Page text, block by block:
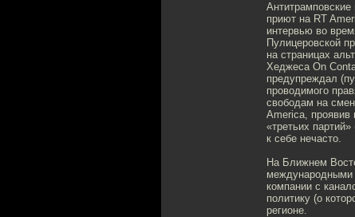
приют на RT
интервью во
Пулицеровской
на страницах
Хеджеса On
предупреждал
проводимого
свободам на
America, проявив
«третьих
к себе нечасто.
На Ближнем
международными
компании с
политику (о
регионе.